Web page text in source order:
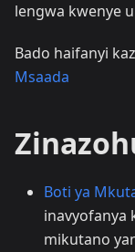
lengwa kwenye
Bado haifanyi
Msaada
Boti ya
inavyofanya
mikutano